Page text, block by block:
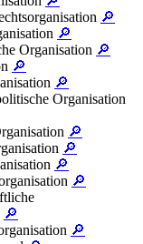
🔎
🔎
Organisation 🔎
🔎
🔎
Organisation
🔎
🔎
🔎
🔎
🔎
🔎